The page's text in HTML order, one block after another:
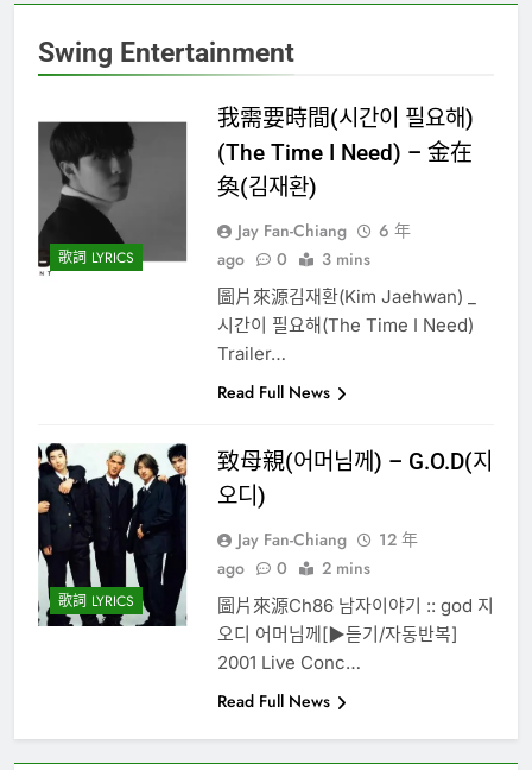
Swing Entertainment
歌詞 LYRICS
我需要時間(시간이 필요해)
(The Time I Need) – 金在
奐(김재환)
Jay Fan-Chiang
6 年
ago
0 3 mins
圖片來源김재환(Kim Jaehwan) _
시간이 필요해(The Time I Need)
Trailer…
Read Full News
歌詞 LYRICS
致母親(어머님께) – G.O.D(지
오디)
Jay Fan-Chiang
12 年
ago
0 2 mins
圖片來源Ch86 남자이야기 :: god 지
오디 어머님께[▶듣기/자동반복]
2001 Live Conc…
Read Full News